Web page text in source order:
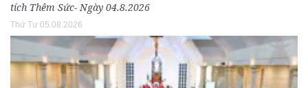
tích Thêm Sức- Ngày 04.8.2026
Thứ Tư 05.08.2026